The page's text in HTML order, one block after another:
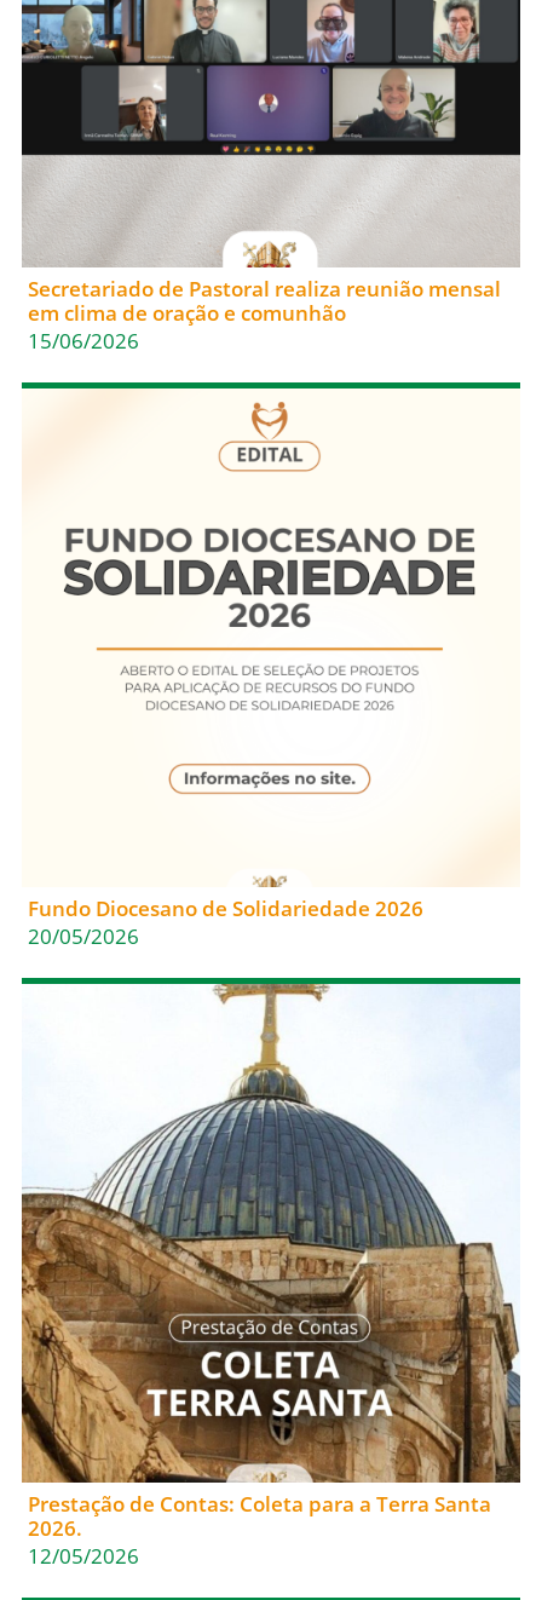
Secretariado de Pastoral realiza reunião mensal
em clima de oração e comunhão
15/06/2026
Fundo Diocesano de Solidariedade 2026
20/05/2026
Prestação de Contas: Coleta para a Terra Santa
2026.
12/05/2026